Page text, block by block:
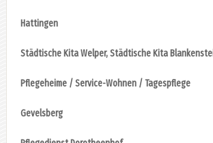
Hattingen
Städtische Kita Welper, Städtische Kita
Pflegeheime / Service-Wohnen / Tagespflege
Gevelsberg